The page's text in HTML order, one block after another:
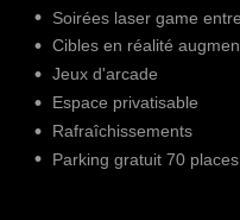
Soirées laser game
Cibles en réalité
Jeux d'arcade
Espace privatisable
Rafraîchissements
Parking gratuit 70 places